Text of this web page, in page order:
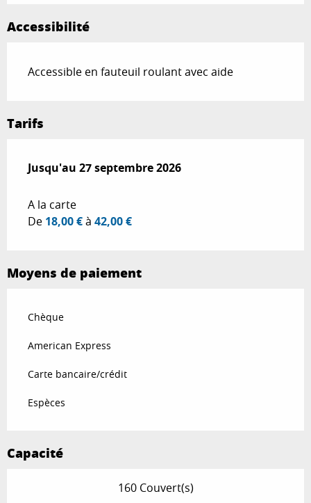
Accessibilité
Accessible en fauteuil roulant avec aide
Tarifs
Du1 mai 2026au27 septembre 2026
Jusqu'au 27 septembre 2026
A la carte
De 18,00 €à 42,00 €
Moyens de paiement
Chèque
American Express
Carte bancaire/crédit
Espèces
Capacité
160 Couvert(s)